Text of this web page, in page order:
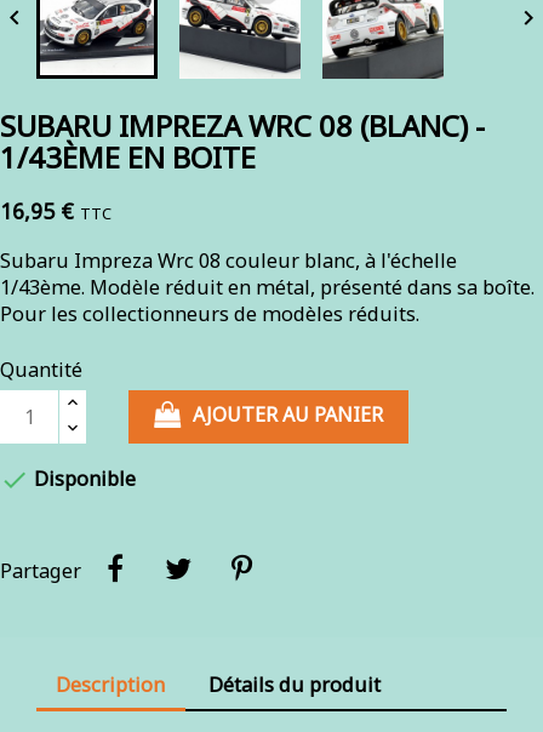
 
SUBARU IMPREZA WRC 08 (BLANC) -
1/43ÈME EN BOITE
16,95 € TTC
Subaru Impreza Wrc 08 couleur blanc, à l'échelle
1/43ème. Modèle réduit en métal, présenté dans sa boîte.
Pour les collectionneurs de modèles réduits.
Quantité
AJOUTER AU PANIER
 Disponible
Partager
Description Détails du produit